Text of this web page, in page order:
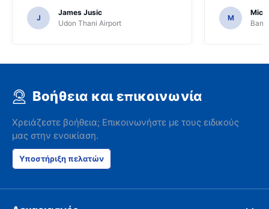
services or car.
J
James Jusic
Udon Thani Airport
M
Βοήθεια και επικοινωνία
Χρειάζεστε βοήθεια; Επικοινωνήστε με τους ειδικούς
μας στην ενοικίαση.
Υποστήριξη πελατών